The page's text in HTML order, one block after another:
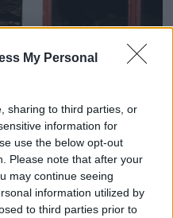
My Personal
sharing to third parties, or
information for
use the below opt-out
Please note that after your
may continue seeing
information utilized by
to third parties prior to